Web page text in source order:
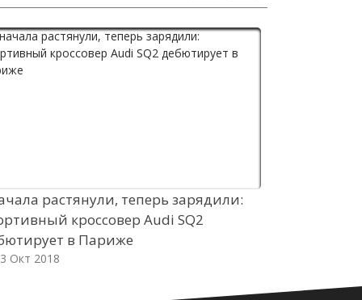
растянули, теперь зарядили:
кроссовер Audi SQ2
в Париже
Окт 2018